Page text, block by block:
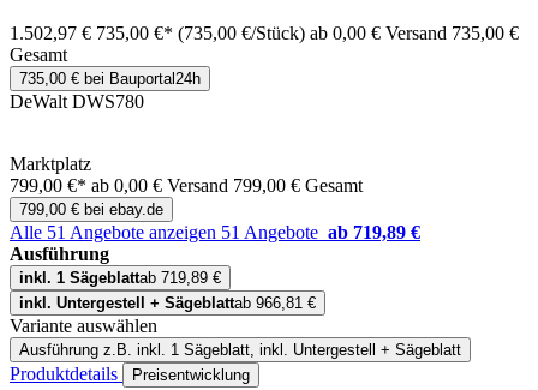
1.502,97 € 735,00 €* (735,00 €/Stück) ab 0,00 € Versand 735,00 €
Gesamt
735,00 € bei Bauportal24h
DeWalt DWS780
Marktplatz
799,00 €* ab 0,00 € Versand 799,00 € Gesamt
799,00 € bei ebay.de
Alle 51 Angebote anzeigen 51 Angebote ab 719,89 €
Ausführung
inkl. 1 Sägeblattab 719,89 €
inkl. Untergestell + Sägeblattab 966,81 €
Variante auswählen
Ausführung z.B. inkl. 1 Sägeblatt, inkl. Untergestell + Sägeblatt
Produktdetails Preisentwicklung